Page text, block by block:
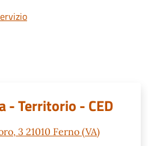
- Territorio - CED
3 21010 Ferno (VA)